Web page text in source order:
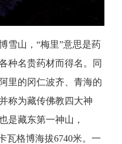
雪山， “梅里”意思是药
种名贵药材而得名。同
里的冈仁波齐、青海的
称为藏传佛教四大神
是藏东第一神山，
瓦格博海拔6740米。一